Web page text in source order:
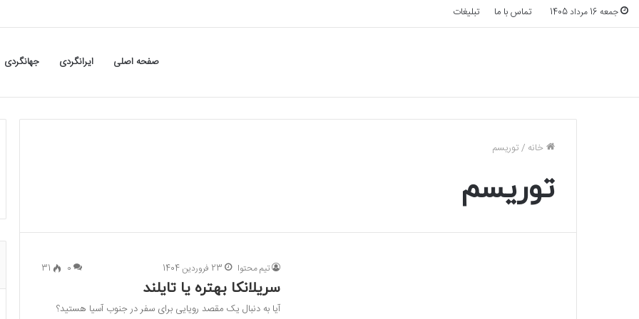
جمعه 16 مرداد 1405 تماس با ما تبلیغات
صفحه اصلی ایرانگردی جهانگردی
خانه /توریسم
توریسم
تیم محتوا 23 فروردین 1404 0
31
سریلانکا بهتره یا تایلند
آیا به دنبال یک مقصد رویایی برای سفر در جنوب آسیا هستید؟